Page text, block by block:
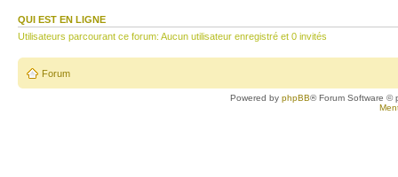
QUI EST EN LIGNE
Utilisateurs parcourant ce forum: Aucun utilisateur enregistré et 0 invités
Forum
Powered byphpBB® Forum Software ©